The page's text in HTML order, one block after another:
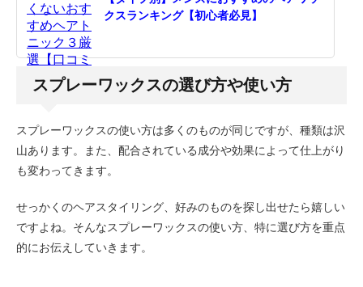
クスランキング【初心者必見】
スプレーワックスの選び方や使い方
スプレーワックスの使い方は多くのものが同じですが、種類は沢
山あります。また、配合されている成分や効果によって仕上がり
も変わってきます。
せっかくのヘアスタイリング、好みのものを探し出せたら嬉しい
ですよね。そんなスプレーワックスの使い方、特に選び方を重点
的にお伝えしていきます。